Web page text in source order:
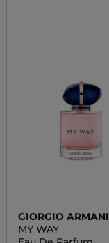
GIORGIO ARMANI
MY WAY